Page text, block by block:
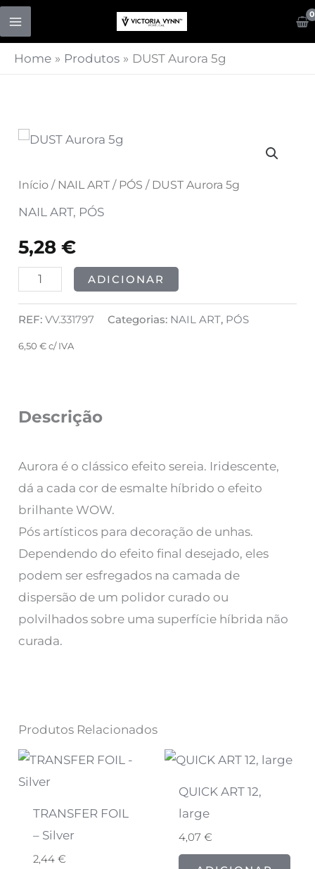
Skip
content
Home Produtos DUST Aurora 5g
Início / NAIL ART / PÓS / DUST Aurora 5g
NAIL ART, PÓS
5,28€
Quantidade
DUST
Aurora
ADICIONAR
REF:VV.331797 Categorias: NAIL ART, PÓS
6,50€ c/ IVA
Descrição
Aurora é o clássico efeito sereia. Iridescente,
dá a cada cor de esmalte híbrido o efeito
brilhante WOW.
Pós artísticos para decoração de unhas.
Dependendo do efeito final desejado, eles
podem ser esfregados na camada de
dispersão de um polidor curado ou
polvilhados sobre uma superfície híbrida não
curada.
Produtos Relacionados
TRANSFER FOIL
– Silver
2,44 €
QUICK ART 12,
large
4,07€